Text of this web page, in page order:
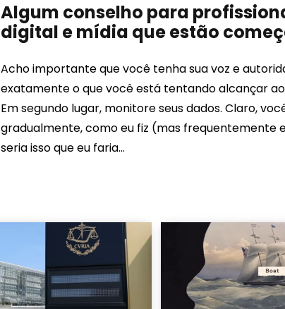
Algum conselho para
digital e mídia que estão
Acho importante que você tenha sua voz e
exatamente o que você está tentando alcançar
Em segundo lugar, monitore seus dados. Claro,
gradualmente, como eu fiz (mas frequentemente
seria isso que eu faria…